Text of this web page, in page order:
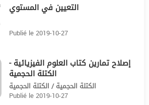
التعيين في المستوي
Publié le 2019-10-27
إصلاح تمارين كتاب العلوم الفيزيائية -
الكتلة الحجمية
الكتلة الحجمية / الكتلة الحجمية
Publié le 2019-10-27